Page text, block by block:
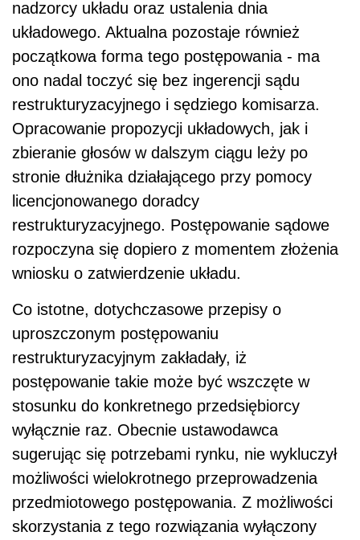
nadzorcy układu oraz ustalenia dnia
układowego. Aktualna pozostaje również
początkowa forma tego postępowania - ma
ono nadal toczyć się bez ingerencji sądu
restrukturyzacyjnego i sędziego komisarza.
Opracowanie propozycji układowych, jak i
zbieranie głosów w dalszym ciągu leży po
stronie dłużnika działającego przy pomocy
licencjonowanego doradcy
restrukturyzacyjnego. Postępowanie sądowe
rozpoczyna się dopiero z momentem złożenia
wniosku o zatwierdzenie układu.
Co istotne, dotychczasowe przepisy o
uproszczonym postępowaniu
restrukturyzacyjnym zakładały, iż
postępowanie takie może być wszczęte w
stosunku do konkretnego przedsiębiorcy
wyłącznie raz. Obecnie ustawodawca
sugerując się potrzebami rynku, nie wykluczył
możliwości wielokrotnego przeprowadzenia
przedmiotowego postępowania. Z możliwości
skorzystania z tego rozwiązania wyłączony